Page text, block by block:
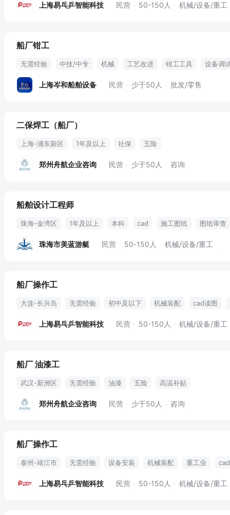
上海易乓乒智能科技 民营 50-150人 机械/设备/重工
船厂钳工
无需经验 中技/中专 机械 工艺改进 钳工工具 设备调
上海岑和船舶设备 民营 少于50人 批发/零售
二保焊工（船厂）
上海-浦东新区 1年及以上 社保 五险
郑州舟航企业咨询 民营 少于50人 咨询
船舶设计工程师
珠海-金湾区 1年及以上 本科 cad 施工图纸
图纸审查
船舶设计
珠海市美蓝游艇 民营 50-150人 机械/设备/重工
船厂操作工
大连-长兴岛 无需经验 初中及以下 机械装配 cad读图
上海易乓乒智能科技 民营 50-150人 机械/设备/重工
船厂 油漆工
武汉-新洲区 无需经验 油漆 五险 高温补贴
郑州舟航企业咨询 民营 少于50人 咨询
船厂操作工
泰州-靖江市 无需经验 设备安装 机械装配 重工业
上海易乓乒智能科技 民营 50-150人 机械/设备/重工